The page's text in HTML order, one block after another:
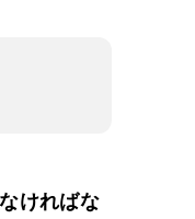
ければな